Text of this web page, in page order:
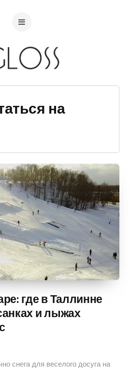
на
где в Таллинне
и лыжах
снега для веселого досуга на